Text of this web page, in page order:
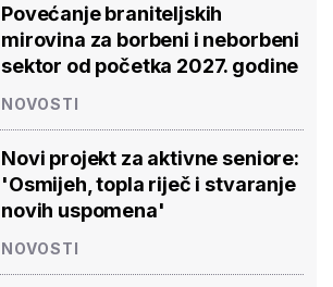
Povećanje braniteljskih
mirovina za borbeni i neborbeni
sektor od početka 2027. godine
NOVOSTI
Novi projekt za aktivne seniore:
'Osmijeh, topla riječ i stvaranje
novih uspomena'
NOVOSTI